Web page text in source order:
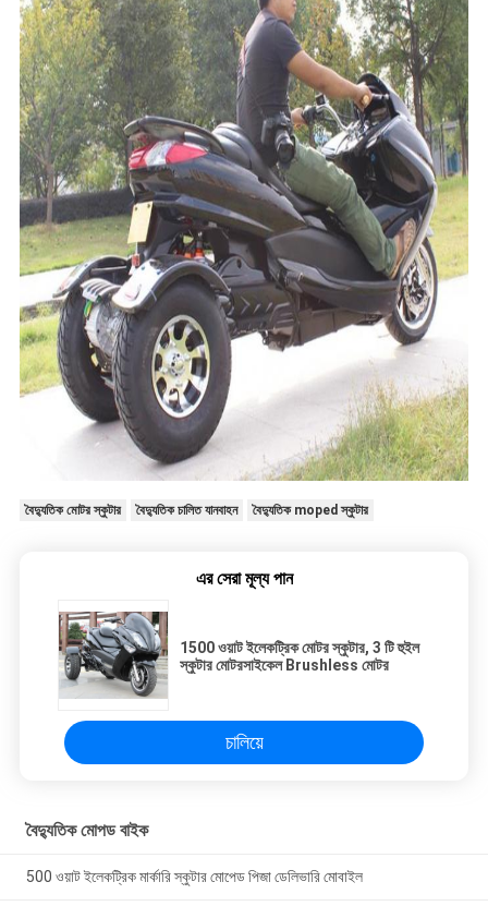
বৈদ্যুতিক মোটর স্কুটার বৈদ্যুতিক চালিত যানবাহন বৈদ্যুতিক moped স্কুটার
এর সেরা মূল্য পান
1500 ওয়াট ইলেকট্রিক মোটর স্কুটার, 3 টি হুইল
স্কুটার মোটরসাইকেল Brushless মোটর
চালিয়ে
বৈদ্যুতিক মোপড বাইক
500 ওয়াট ইলেকট্রিক মার্কারি স্কুটার মোপেড পিজা ডেলিভারি মোবাইল